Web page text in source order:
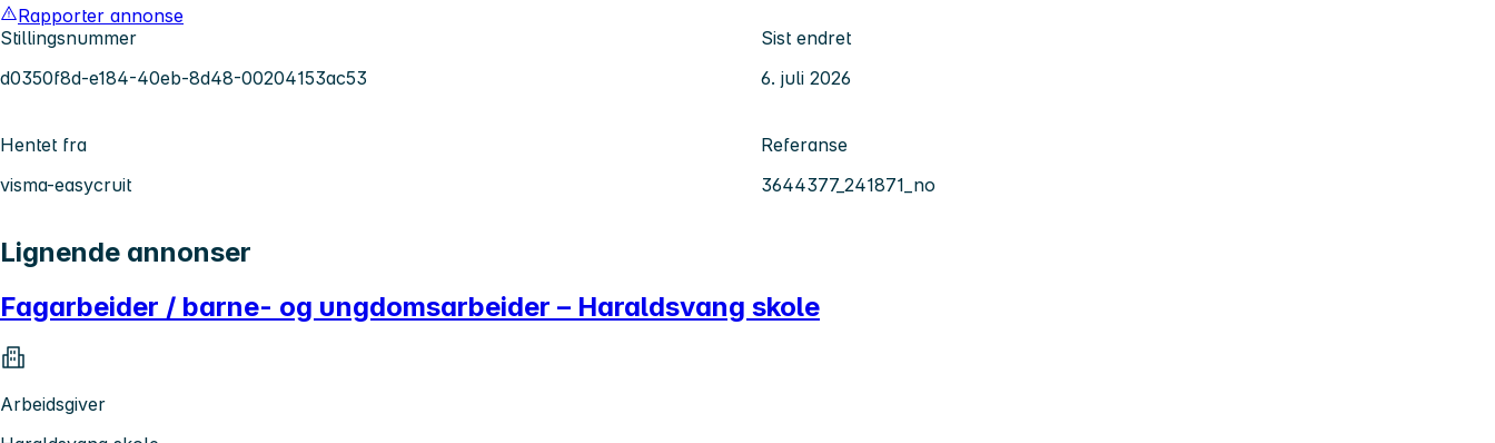
Rapporter annonse
Stillingsnummer
d0350f8d-e184-40eb-8d48-00204153ac53
Sist endret
6. juli 2026
Hentet fra
visma-easycruit
Referanse
3644377_241871_no
Lignende annonser
Fagarbeider / barne- og ungdomsarbeider – Haraldsvang skole
Arbeidsgiver